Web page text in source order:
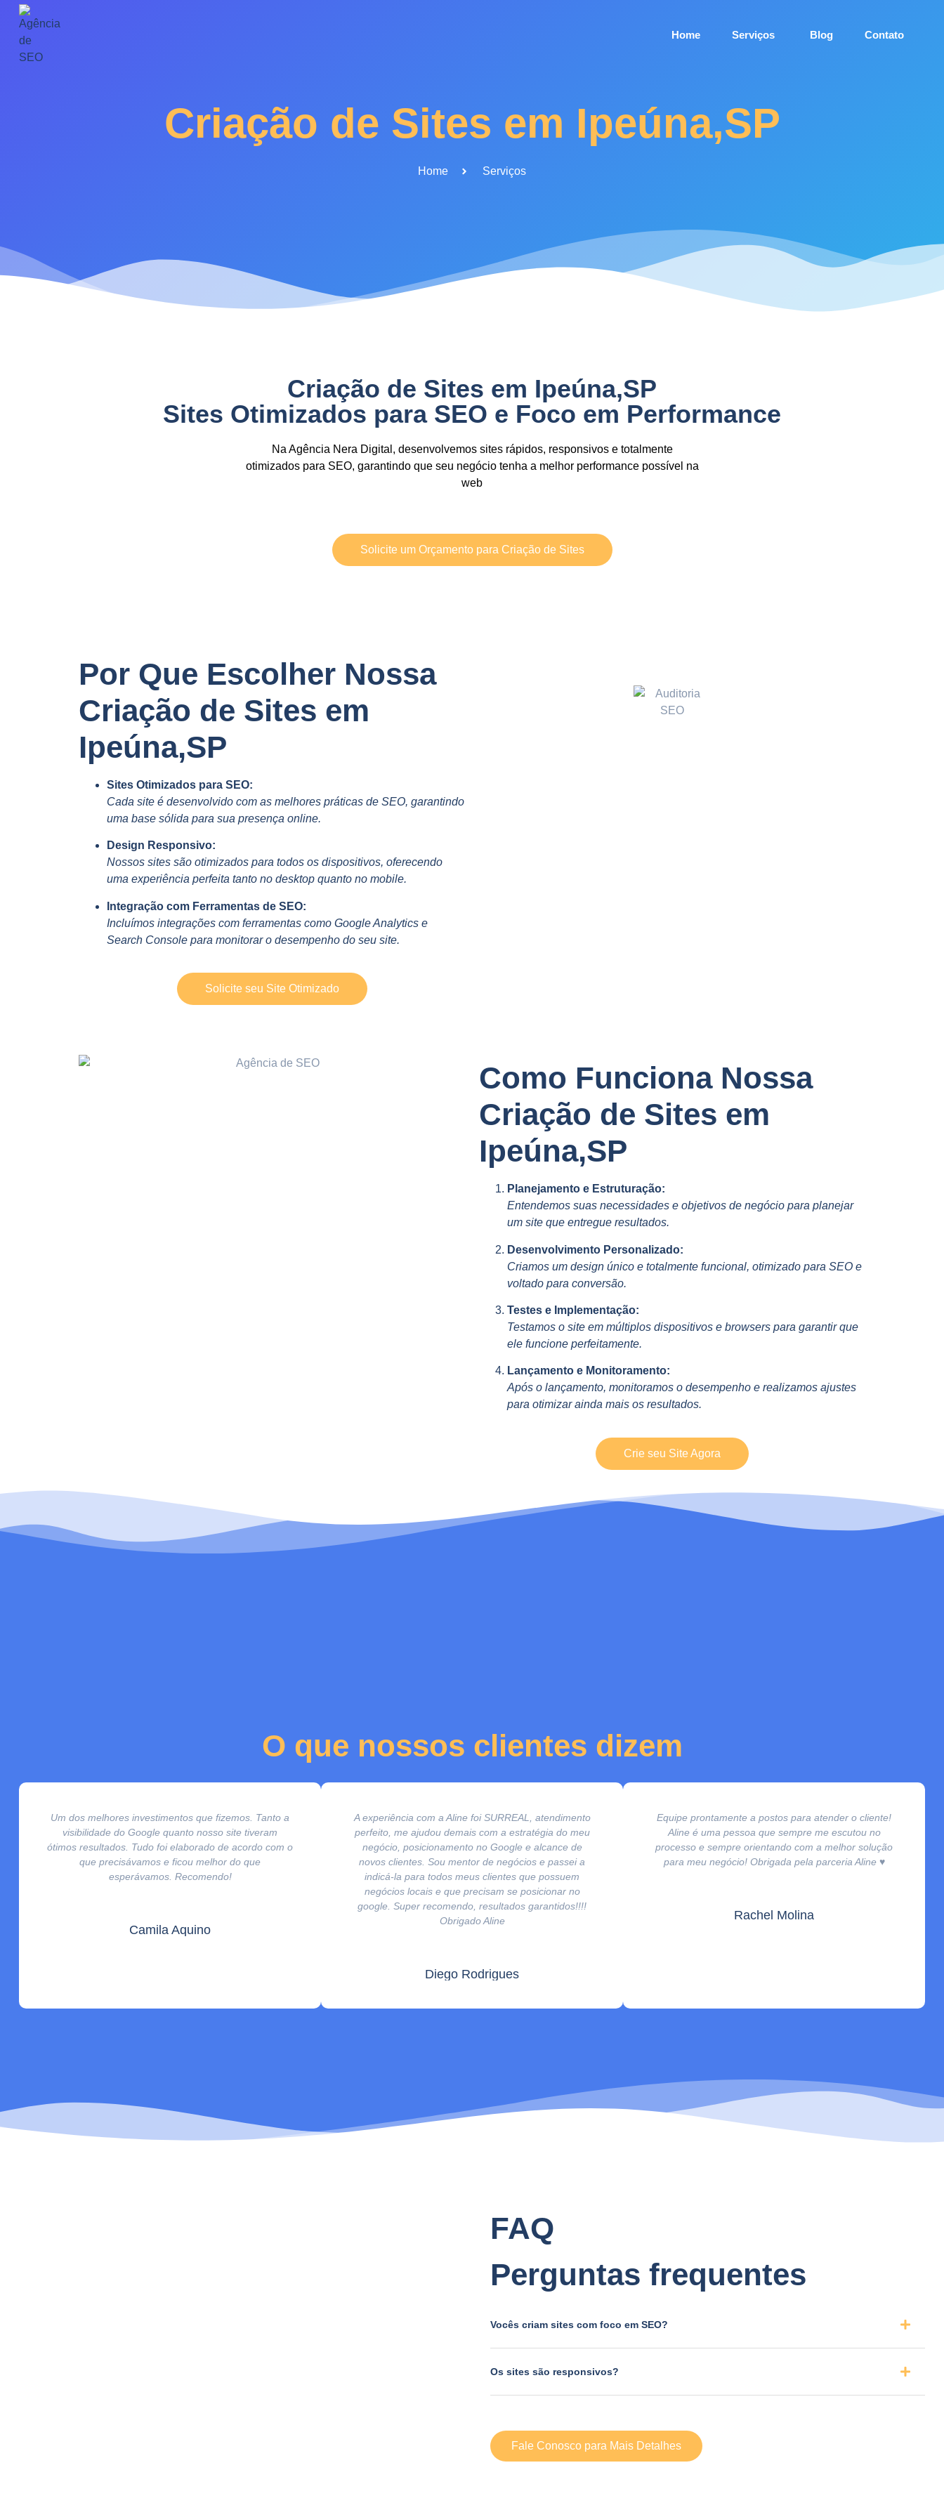
Home Serviços Blog Contato
Criação de Sites em Ipeúna,SP
Home Serviços
Criação de Sites em Ipeúna,SP
Sites Otimizados para SEO e Foco em Performance
Na Agência Nera Digital, desenvolvemos sitesrápidos, responsivos e totalmente
otimizados para SEO, garantindo que seu negócio tenha a melhor performance possível na
web
Solicite um Orçamento para Criação de Sites
Por Que Escolher Nossa
Criação de Sites em
Ipeúna,SP
Sites Otimizados para SEO:
Cada site é desenvolvido com as melhores práticas de SEO, garantindo
uma base sólida para sua presença online.
Design Responsivo:
Nossos sites são otimizados para todos os dispositivos, oferecendo
uma experiência perfeita tanto no desktop quanto no mobile.
Integração com Ferramentas de SEO:
Incluímos integrações com ferramentas como Google Analytics e
Search Console para monitorar o desempenho do seu site.
Solicite seu Site Otimizado
Como Funciona Nossa
Criação de Sites em
Ipeúna,SP
Planejamento e Estruturação:
Entendemos suas necessidades e objetivos de negócio para planejar
um site que entregue resultados.
Desenvolvimento Personalizado:
Criamos um design único e totalmente funcional, otimizado para SEO e
voltado para conversão.
Testes e Implementação:
Testamos o site em múltiplos dispositivos e browsers para garantir que
ele funcione perfeitamente.
Lançamento e Monitoramento:
Após o lançamento, monitoramos o desempenho e realizamos ajustes
para otimizar ainda mais os resultados.
Crie seu Site Agora
O que nossos clientes dizem
Um dos melhores investimentos que fizemos. Tanto a
visibilidade do Google quanto nosso site tiveram
ótimos resultados. Tudo foi elaborado de acordo com o
que precisávamos e ficou melhor do que
esperávamos. Recomendo!
Camila Aquino
A experiência com a Aline foi SURREAL, atendimento
perfeito, me ajudou demais com a estratégia do meu
negócio, posicionamento no Google e alcance de
novos clientes. Sou mentor de negócios e passei a
indicá-la para todos meus clientes que possuem
negócios locais e que precisam se posicionar no
google. Super recomendo, resultados garantidos!!!!
Obrigado Aline
Diego Rodrigues
Equipe prontamente a postos para atender o cliente!
Aline é uma pessoa que sempre me escutou no
processo e sempre orientando com a melhor solução
para meu negócio! Obrigada pela parceria Aline ♥️
Rachel Molina
FAQ
Perguntas frequentes
Vocês criam sites com foco em SEO?
Os sites são responsivos?
Fale Conosco para Mais Detalhes